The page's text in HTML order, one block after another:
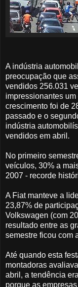
A indústria
preocupação que
vendidos 256.031
impressionantes
crescimento foi de
passado e o
indústria
vendidos em abril.
No primeiro
veículos, 30% a
2007 - recorde
A Fiat manteve a
23,87% de
Volkswagen (com
resultado entre as
semestre ficou com
Até quando esta
montadoras
abril, a tendência
porque as